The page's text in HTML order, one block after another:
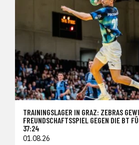
TRAININGSLAGER IN GRAZ: ZEBRAS
FREUNDSCHAFTSSPIEL GEGEN DIE BT
37:24
01.08.26